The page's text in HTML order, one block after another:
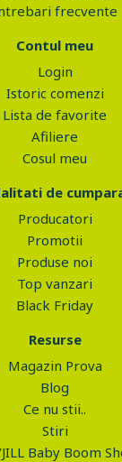
frecvente
Contul meu
Login
Istoric comenzi
Lista de favorite
Afiliere
Cosul meu
de
Producatori
Promotii
Produse noi
Top vanzari
Black Friday
Resurse
Magazin Prova
Blog
Ce nu stii..
Stiri
Baby Boom